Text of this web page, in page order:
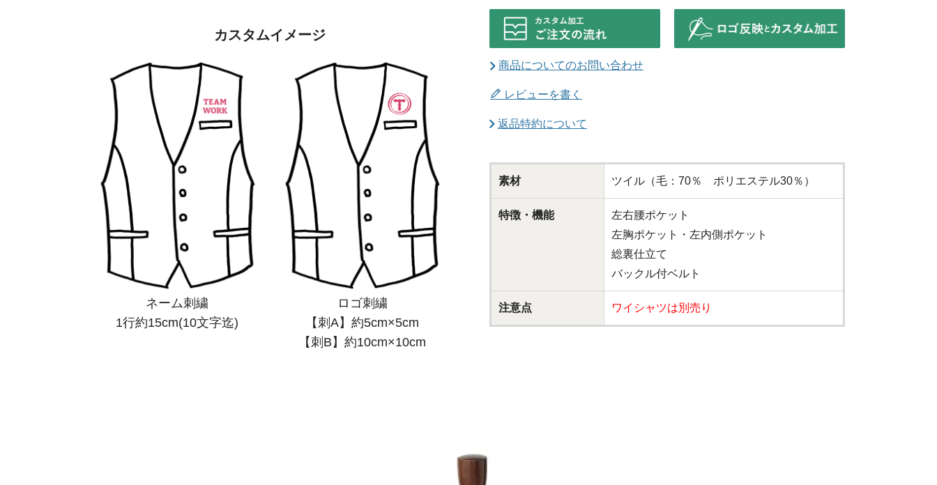
商品についてのお問い合わせ
レビューを書く
返品特約について
素材 ツイル（毛：70％ ポリエステル30％）
特徴・機能
左右腰ポケット
左胸ポケット・左内側ポケット
総裏仕立て
バックル付ベルト
注意点 ワイシャツは別売り
カスタムイメージ
ネーム刺繍
1行約15cm(10文字迄)
ロゴ刺繍
【刺A】約5cm×5cm
【刺B】約10cm×10cm